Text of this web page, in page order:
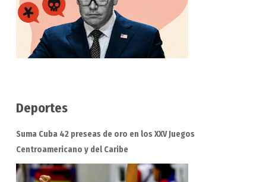
Deportes
Suma Cuba 42 preseas de oro en los XXV Juegos
Centroamericano y del Caribe